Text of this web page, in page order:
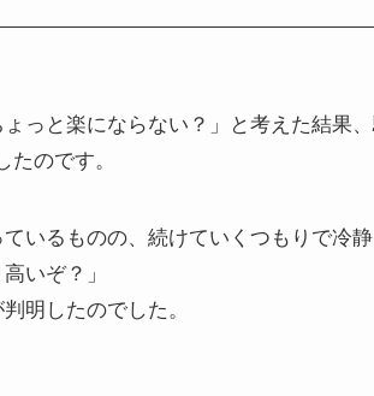
ょっと楽にならない？」と考えた結果
のです。
いるものの、続けていくつもりで冷
いぞ？」
明したのでした。